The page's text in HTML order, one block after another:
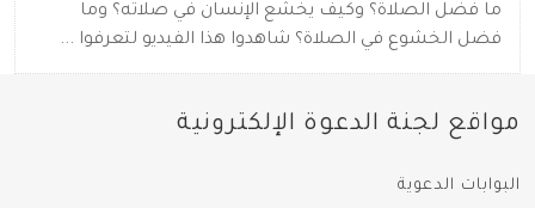
ما فضل الصلاة؟ وكيف يخشع الإنسان في صلاته؟ وما
فضل الخشوع في الصلاة؟ شاهدوا هذا الفيديو لتعرفوا ...
مواقع لجنة الدعوة الإلكترونية
البوابات الدعوية